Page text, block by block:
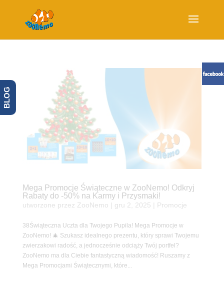
Mega Promocje Świąteczne w ZooNemo! Odkryj
Rabaty do -50% na Karmy i Przysmaki!
utworzone przez ZooNemo gru 2, 2025 Promocje
38Świąteczna Uczta dla Twojego Pupila! Mega Promocje w
ZooNemo! 🎄 Szukasz idealnego prezentu, który sprawi Twojemu
zwierzakowi radość, a jednocześnie odciąży Twój portfel?
ZooNemo ma dla Ciebie fantastyczną wiadomość! Ruszamy z
Mega Promocjami Świątecznymi, które...
BLOG